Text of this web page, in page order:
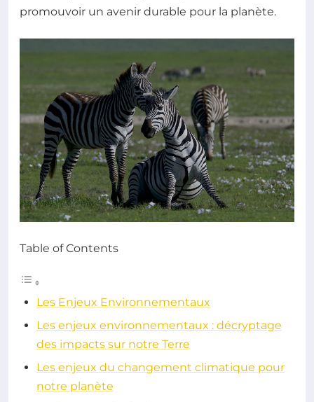
promouvoir un avenir durable pour la planète.
Table of Contents
Les Enjeux Environnementaux
Les enjeux environnementaux : décryptage
des impacts sur notre Terre
Les enjeux du changement climatique pour
notre planète